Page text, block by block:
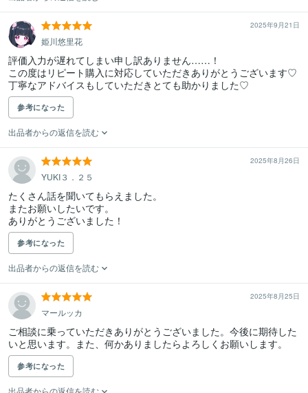
2025年9月21日
姫川悠里花
評価入力が遅れてしまい申し訳ありません……！
この度はリピート購入に対応していただきありがとうございます♡
丁寧なアドバイスもしていただきとても助かりました♡
参考になった
出品者からの返信を読む
2025年8月26日
YUKI３．２５
たくさん話を聞いてもらえました。
またお願いしたいです。
ありがとうございました！
参考になった
出品者からの返信を読む
2025年8月25日
マールッカ
ご相談に乗っていただきありがとうございました。今後に期待した
いと思います。また、何かありましたらよろしくお願いします。
参考になった
出品者からの返信を読む